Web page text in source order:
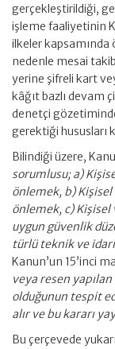
gerçekleştirildiği,
işleme faaliyetinin
ilkeler kapsamında
nedenle mesai
yerine şifreli kart
kâğıt bazlı devam
denetçi
gerektiği hususları
Bilindiği üzere,
sorumlusu; a)
önlemek, b)
önlemek, c) Kişisel
uygun güvenlik
türlü teknik ve
Kanun’un 15’inci
veya resen
olduğunun tespit
alır ve bu kararı
Bu çerçevede